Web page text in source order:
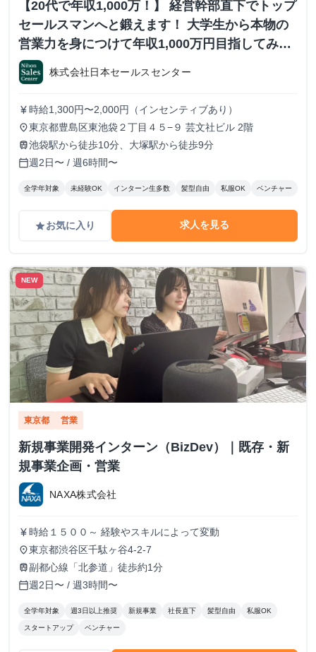
【20代で年収1,000万！】 経営幹部直下でトップ
セールスマンへと鍛えます！ 大学生から本物の
営業力を身につけて年収1,000万円目指してみま
せんか？ ※当社直結内定あり #学歴不問 #未経験
可 #1.2年生可 - 株式会社日本セールスセンター
の長期・有給インターンシップ
株式会社日本セールスセンター
currency_yen 時給1,300円〜2,000円（インセンティブあり）
place東京都豊島区東池袋２丁目４５−９ 芸文社ビル 2階
train池袋駅から徒歩10分、大塚駅から徒歩9分
calendar_today週2日〜 / 週6時間〜
全学年対象 未経験OK インターン生多数 髪型自由 私服OK ベンチャー
gradeお気に入り 求人を見る
NEW
東京都 営業
新規事業開発インターン（BizDev）｜既存・新
規事業企画・営業
NAXA株式会社
currency_yen 時給１５００～ 経験やスキルによって変動
place東京都渋谷区千駄ヶ谷4-2-7
train副都心線「北参道」徒歩約1分
calendar_today週2日〜 / 週3時間〜
全学年対象 週3日以上推奨 新規事業 社長直下 髪型自由 私服OK
スタートアップ ベンチャー